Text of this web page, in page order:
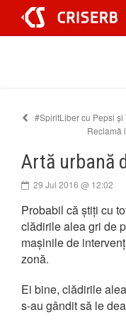
conținut
#SpiritLiber cu Pepsi și
Reclamă
Artă urbană
29 Jul 2016 @ 12:02
Probabil că știți cu
clădirile alea gri de
mașinile de
zonă.
Ei bine, clădirile
s-au gândit să le